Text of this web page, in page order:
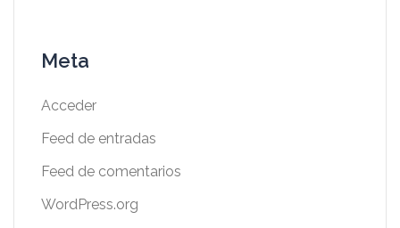
Meta
Acceder
Feed de entradas
Feed de comentarios
WordPress.org